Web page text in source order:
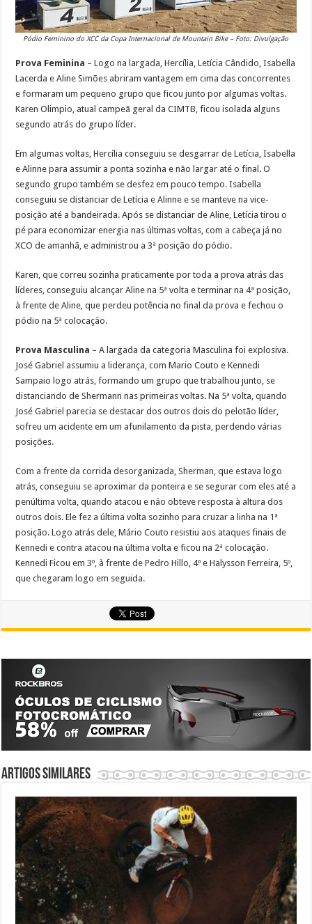
Pódio Feminino do XCC da Copa Internacional de Mountain Bike – Foto: Divulgação
Prova Feminina – Logo na largada, Hercília, Letícia Cândido, Isabella
Lacerda e Aline Simões abriram vantagem em cima das concorrentes
e formaram um pequeno grupo que ficou junto por algumas voltas.
Karen Olimpio, atual campeã geral da CIMTB, ficou isolada alguns
segundo atrás do grupo líder.
Em algumas voltas, Hercília conseguiu se desgarrar de Letícia, Isabella
e Alinne para assumir a ponta sozinha e não largar até o final. O
segundo grupo também se desfez em pouco tempo. Isabella
conseguiu se distanciar de Letícia e Alinne e se manteve na vice-
posição até a bandeirada. Após se distanciar de Aline, Letícia tirou o
pé para economizar energia nas últimas voltas, com a cabeça já no
XCO de amanhã, e administrou a 3ª posição do pódio.
Karen, que correu sozinha praticamente por toda a prova atrás das
líderes, conseguiu alcançar Aline na 5ª volta e terminar na 4ª posição,
à frente de Aline, que perdeu potência no final da prova e fechou o
pódio na 5ª colocação.
Prova Masculina – A largada da categoria Masculina foi explosiva.
José Gabriel assumiu a liderança, com Mario Couto e Kennedi
Sampaio logo atrás, formando um grupo que trabalhou junto, se
distanciando de Shermann nas primeiras voltas. Na 5ª volta, quando
José Gabriel parecia se destacar dos outros dois do pelotão líder,
sofreu um acidente em um afunilamento da pista, perdendo várias
posições.
Com a frente da corrida desorganizada, Sherman, que estava logo
atrás, conseguiu se aproximar da ponteira e se segurar com eles até a
penúltima volta, quando atacou e não obteve resposta à altura dos
outros dois. Ele fez a última volta sozinho para cruzar a linha na 1ª
posição. Logo atrás dele, Mário Couto resistiu aos ataques finais de
Kennedi e contra atacou na última volta e ficou na 2ª colocação.
Kennedi Ficou em 3º, à frente de Pedro Hillo, 4º e Halysson Ferreira, 5º,
que chegaram logo em seguida.
Artigos similares